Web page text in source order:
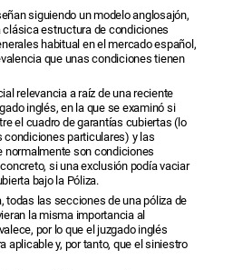
siguiendo un modelo anglosajón,
estructura de condiciones
habitual en el mercado español,
que unas condiciones tienen
relevancia a raíz de una reciente
inglés, en la que se examinó si
el cuadro de garantías cubiertas (lo
condiciones particulares) y las
normalmente son condiciones
si una exclusión podía vaciar
bajo la Póliza.
todas las secciones de una póliza de
la misma importancia al
por lo que el juzgado inglés
aplicable y, por tanto, que el siniestro